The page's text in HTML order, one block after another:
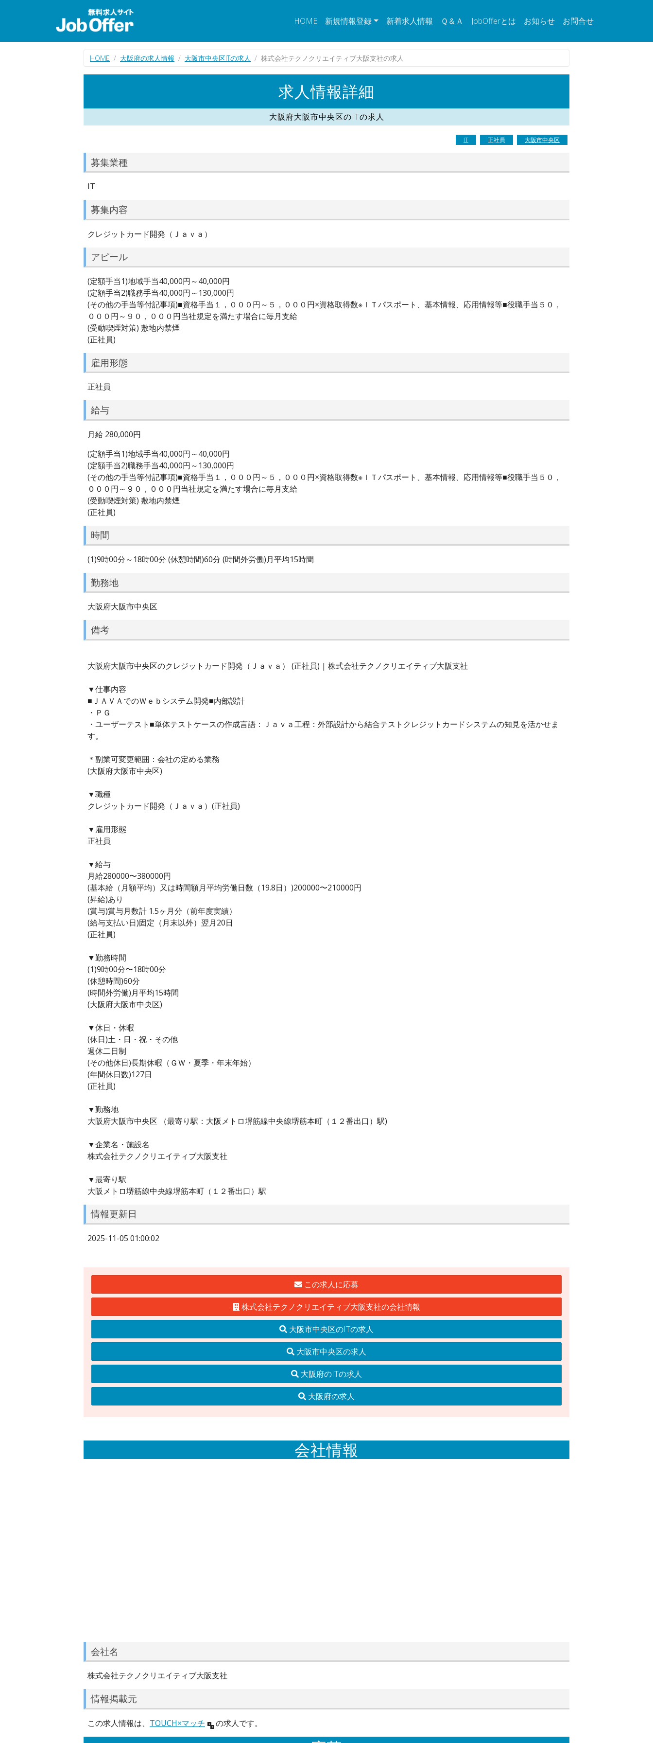
HOME 新規情報登録 新着求人情報 Ｑ＆Ａ JobOfferとは お知らせ お問合せ
HOME 大阪府の求人情報 大阪市中央区ITの求人 株式会社テクノクリエイティブ大阪支社の求人
求人情報詳細
大阪府大阪市中央区のITの求人
IT 正社員 大阪市中央区
募集業種
IT
募集内容
クレジットカード開発（Ｊａｖａ）
アピール
(定額手当1)地域手当40,000円～40,000円
(定額手当2)職務手当40,000円～130,000円
(その他の手当等付記事項)■資格手当１，０００円～５，０００円×資格取得数※ＩＴパスポート、基本情報、応用情報等■役職手当５０，
０００円～９０，０００円当社規定を満たす場合に毎月支給
(受動喫煙対策) 敷地内禁煙
(正社員)
雇用形態
正社員
給与
月給 280,000円
(定額手当1)地域手当40,000円～40,000円
(定額手当2)職務手当40,000円～130,000円
(その他の手当等付記事項)■資格手当１，０００円～５，０００円×資格取得数※ＩＴパスポート、基本情報、応用情報等■役職手当５０，
０００円～９０，０００円当社規定を満たす場合に毎月支給
(受動喫煙対策) 敷地内禁煙
(正社員)
時間
(1)9時00分～18時00分 (休憩時間)60分 (時間外労働)月平均15時間
勤務地
大阪府大阪市中央区
備考
大阪府大阪市中央区のクレジットカード開発（Ｊａｖａ） (正社員) | 株式会社テクノクリエイティブ大阪支社
▼仕事内容
■ＪＡＶＡでのＷｅｂシステム開発■内部設計
・ＰＧ
・ユーザーテスト■単体テストケースの作成言語：Ｊａｖａ工程：外部設計から結合テストクレジットカードシステムの知見を活かせま
す。
＊副業可変更範囲：会社の定める業務
(大阪府大阪市中央区)
▼職種
クレジットカード開発（Ｊａｖａ）(正社員)
▼雇用形態
正社員
▼給与
月給280000〜380000円
(基本給（月額平均）又は時間額月平均労働日数（19.8日）)200000〜210000円
(昇給)あり
(賞与)賞与月数計 1.5ヶ月分（前年度実績）
(給与支払い日)固定（月末以外）翌月20日
(正社員)
▼勤務時間
(1)9時00分〜18時00分
(休憩時間)60分
(時間外労働)月平均15時間
(大阪府大阪市中央区)
▼休日・休暇
(休日)土・日・祝・その他
週休二日制
(その他休日)長期休暇（ＧＷ・夏季・年末年始）
(年間休日数)127日
(正社員)
▼勤務地
大阪府大阪市中央区 （最寄り駅：大阪メトロ堺筋線中央線堺筋本町（１２番出口）駅)
▼企業名・施設名
株式会社テクノクリエイティブ大阪支社
▼最寄り駅
大阪メトロ堺筋線中央線堺筋本町（１２番出口）駅
情報更新日
2025-11-05 01:00:02
この求人に応募
株式会社テクノクリエイティブ大阪支社の会社情報
大阪市中央区のITの求人
大阪市中央区の求人
大阪府のITの求人
大阪府の求人
会社情報
会社名
株式会社テクノクリエイティブ大阪支社
情報掲載元
この求人情報は、 TOUCH×マッチ の求人です。